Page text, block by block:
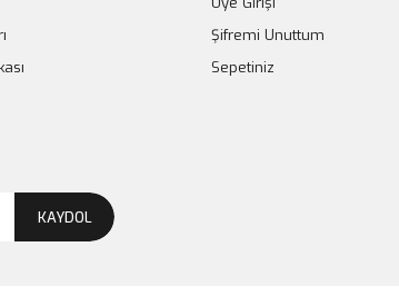
Şifremi Unuttum
Sepetiniz
KAYDOL